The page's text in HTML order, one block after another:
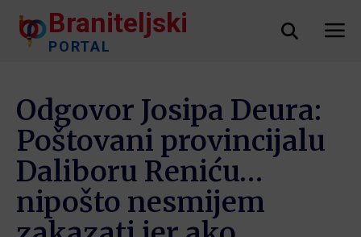
Braniteljski
PORTAL
Odgovor Josipa Deura:
Poštovani provincijalu
Daliboru Reniću…
nipošto nesmijem